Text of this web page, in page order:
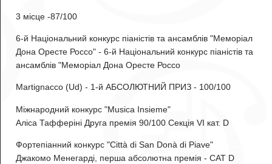
3 місце -87/100
6-й Національний конкурс піаністів та ансамблів "Меморіал
Дона Оресте Россо" - 6-й Національний конкурс піаністів та
ансамблів "Меморіал Дона Оресте Россо
Martignacco (Ud) - 1-й АБСОЛЮТНИЙ ПРИЗ - 100/100
Міжнародний конкурс "Musica Insieme"
Аліса Тафферіні Друга премія 90/100 Секція VI кат. D
Фортепіанний конкурс "Città di San Donà di Piave"
Джакомо Менегарді , перша абсолютна премія - CAT D